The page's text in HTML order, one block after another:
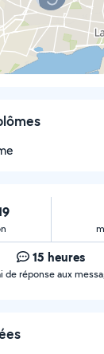
15 heures
de réponse aux